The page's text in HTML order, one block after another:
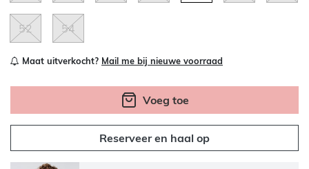
52 54
Maat uitverkocht? Mail me bij nieuwe voorraad
Voeg toe
Reserveer en haal op